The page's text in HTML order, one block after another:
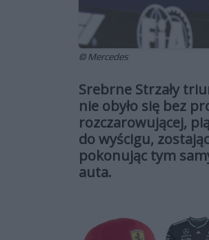
© Mercedes
Srebrne Strzały
nie obyło się bez
rozczarowującej,
do wyścigu,
pokonując tym
auta.